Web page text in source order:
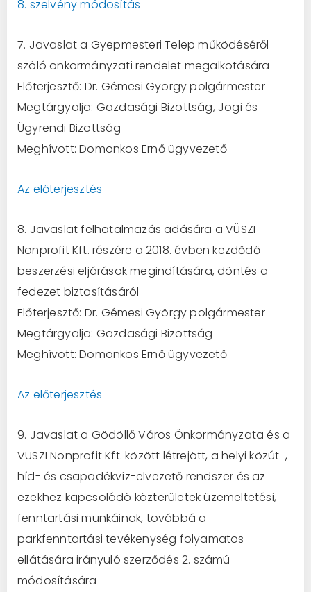
8. szelvény módosítás
7. Javaslat a Gyepmesteri Telep működéséről
szóló önkormányzati rendelet megalkotására
Előterjesztő: Dr. Gémesi György polgármester
Megtárgyalja: Gazdasági Bizottság, Jogi és
Ügyrendi Bizottság
Meghívott: Domonkos Ernő ügyvezető
Az előterjesztés
8. Javaslat felhatalmazás adására a VÜSZI
Nonprofit Kft. részére a 2018. évben kezdődő
beszerzési eljárások megindítására, döntés a
fedezet biztosításáról
Előterjesztő: Dr. Gémesi György polgármester
Megtárgyalja: Gazdasági Bizottság
Meghívott: Domonkos Ernő ügyvezető
Az előterjesztés
9. Javaslat a Gödöllő Város Önkormányzata és a
VÜSZI Nonprofit Kft. között létrejött, a helyi közút-,
híd- és csapadékvíz-elvezető rendszer és az
ezekhez kapcsolódó közterületek üzemeltetési,
fenntartási munkáinak, továbbá a
parkfenntartási tevékenység folyamatos
ellátására irányuló szerződés 2. számú
módosítására